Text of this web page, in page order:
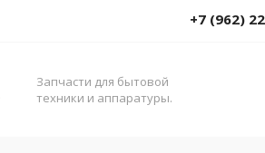
+7 (962)
Запчасти для бытовой
техники и аппаратуры.